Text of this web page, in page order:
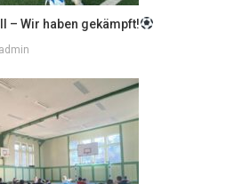
– Wir haben gekämpft!
admin